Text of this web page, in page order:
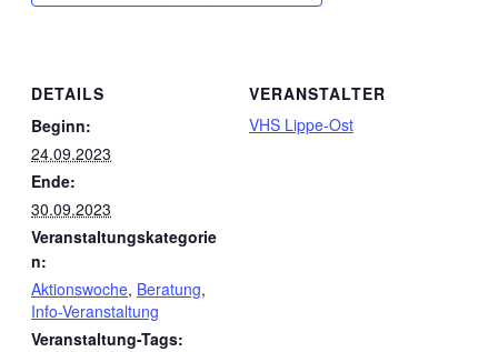
DETAILS
Beginn:
24.09.2023
Ende:
30.09.2023
Veranstaltungskategorie
n:
Aktionswoche, Beratung,
Info-Veranstaltung
Veranstaltung-Tags:
VERANSTALTER
VHS Lippe-Ost